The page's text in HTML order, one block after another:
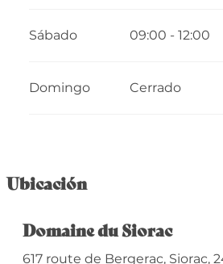
Sábado 09:00 - 12:00
Domingo Cerrado
Ubicación
Domaine du Siorac
617 route de Bergerac, Siorac,